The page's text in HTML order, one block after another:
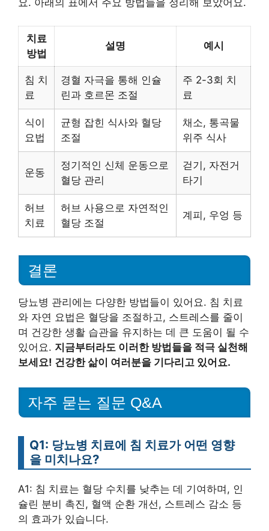
요. 아래의 표에서 주요 방법들을 정리해 보았어요.
치료
방법
설명 예시
침 치
료
경혈 자극을 통해 인슐
린과 호르몬 조절
주 2-3회 치
료
식이
요법
균형 잡힌 식사와 혈당
조절
채소, 통곡물
위주 식사
운동
정기적인 신체 운동으로
혈당 관리
걷기, 자전거
타기
허브
치료
허브 사용으로 자연적인
혈당 조절
계피, 우엉 등
결론
당뇨병 관리에는 다양한 방법들이 있어요. 침 치료
와 자연 요법은 혈당을 조절하고, 스트레스를 줄이
며 건강한 생활 습관을 유지하는 데 큰 도움이 될 수
있어요. 지금부터라도 이러한 방법들을 적극 실천해
보세요! 건강한 삶이 여러분을 기다리고 있어요.
자주 묻는 질문 Q&A
Q1: 당뇨병 치료에 침 치료가 어떤 영향
을 미치나요?
A1: 침 치료는 혈당 수치를 낮추는 데 기여하며, 인
슐린 분비 촉진, 혈액 순환 개선, 스트레스 감소 등
의 효과가 있습니다.